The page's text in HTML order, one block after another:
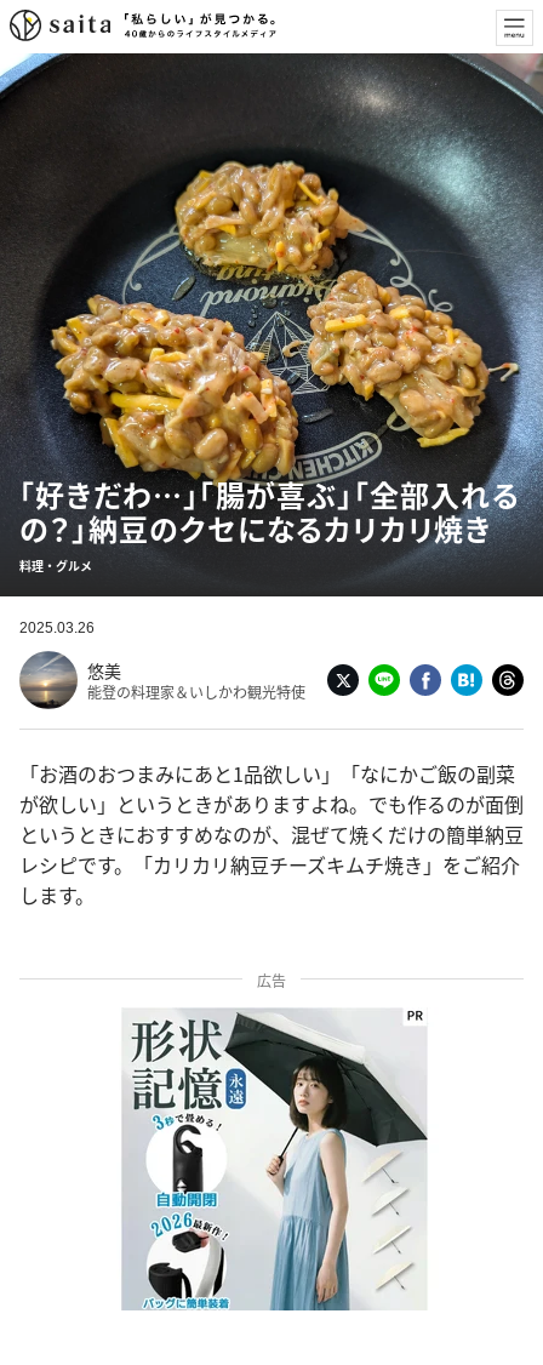
「好きだわ…」「腸が喜ぶ」「全部入れる
の？」納豆のクセになるカリカリ焼き
料理・グルメ
2025.03.26
悠美
能登の料理家＆いしかわ観光特使
「お酒のおつまみにあと1品欲しい」「なにかご飯の副菜
が欲しい」というときがありますよね。でも作るのが面倒
というときにおすすめなのが、混ぜて焼くだけの簡単納豆
レシピです。「カリカリ納豆チーズキムチ焼き」をご紹介
します。
広告